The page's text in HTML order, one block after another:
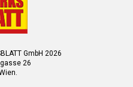
GmbH 2026
26